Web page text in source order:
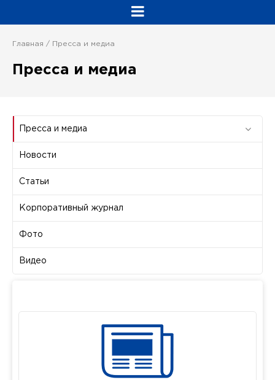
Главная Пресса и медиа
Пресса и медиа
Пресса и медиа
Новости
Статьи
Корпоративный журнал
Фото
Видео